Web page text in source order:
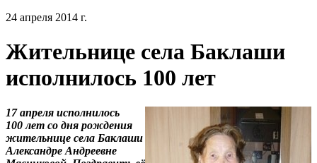
24 апреля 2014 г.
Жительнице села Баклаши
исполнилось 100 лет
17 апреля исполнилось
100 лет со дня рождения
жительнице села Баклаши
Александре Андреевне